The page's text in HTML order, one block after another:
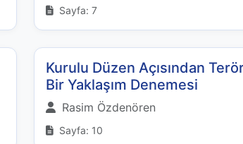
Sayfa: 7
Kurulu Düzen Açısından
Bir Yaklaşım Denemesi
Rasim Özdenören
Sayfa: 10